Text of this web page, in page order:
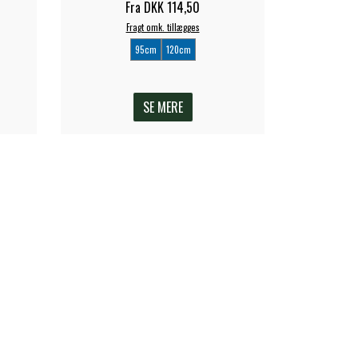
Fra DKK 114,50
Fragt omk. tillægges
95cm
120cm
SE MERE